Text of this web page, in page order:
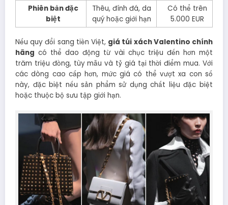
Phiên bản đặc
biệt
Thêu, đính đá, da
quý hoặc giới hạn
Có thể trên
5.000 EUR
Nếu quy đổi sang tiền Việt, giá túi xách Valentino chính
hãng có thể dao động từ vài chục triệu đến hơn một
trăm triệu đồng, tùy mẫu và tỷ giá tại thời điểm mua. Với
các dòng cao cấp hơn, mức giá có thể vượt xa con số
này, đặc biệt nếu sản phẩm sử dụng chất liệu đặc biệt
hoặc thuộc bộ sưu tập giới hạn.